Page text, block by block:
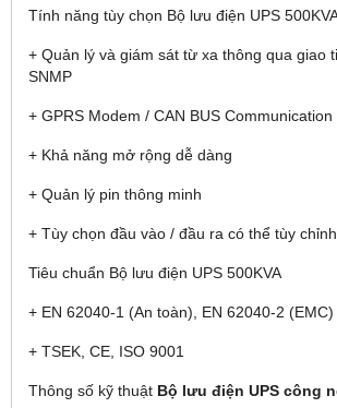
Tính năng tùy chọn Bộ lưu điện UPS
+ Quản lý và giám sát từ xa thông qua giao
SNMP
+ GPRS Modem / CAN BUS Communication
+ Khả năng mở rộng dễ dàng
+ Quản lý pin thông minh
+ Tùy chọn đầu vào / đầu ra có thể tùy chỉnh
Tiêu chuẩn Bộ lưu điện UPS 500KVA
+ EN 62040-1 (An toàn), EN 62040-2 (EMC)
+ TSEK, CE, ISO 9001
Thông số kỹ thuật Bộ lưu điện UPS công